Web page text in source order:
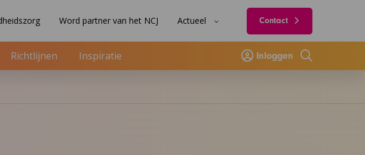
Word partner van het NCJ Actueel Contact
Richtlijnen Inspiratie Inloggen
Zoeken